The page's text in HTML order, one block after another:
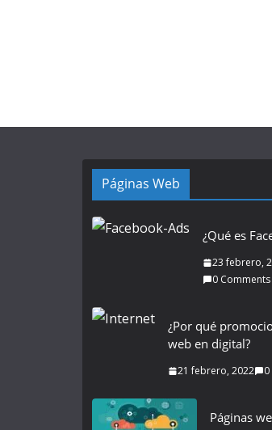
Páginas Web
¿Qué es
23 febrero,
0 Comments
¿Por qué
web en digital?
21 febrero, 2022
Páginas